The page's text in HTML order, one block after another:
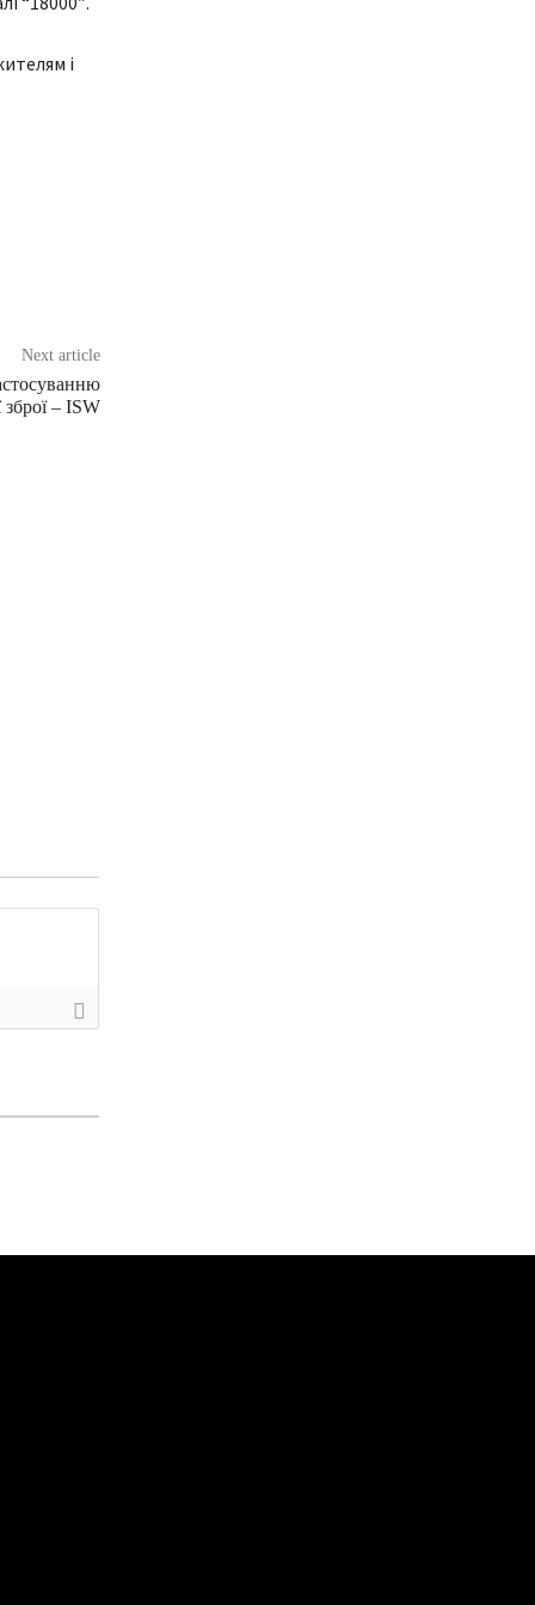
і
Next article
зброї – ISW